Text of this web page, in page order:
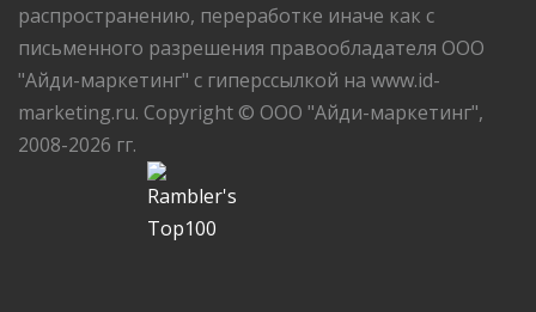
распространению, переработке иначе как с
письменного разрешения правообладателя ООО
"Айди-маркетинг" с гиперссылкой на www.id-
marketing.ru. Copyright © ООО "Айди-маркетинг",
2008-2026 гг.